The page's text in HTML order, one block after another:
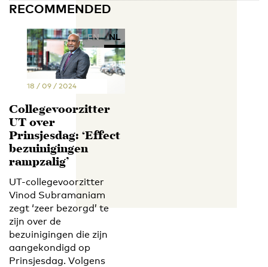
RECOMMENDED
EN NL
18 / 09 / 2024
Collegevoorzitter
UT over
Prinsjesdag: ‘Effect
bezuinigingen
rampzalig’
UT-collegevoorzitter
Vinod Subramaniam
zegt ‘zeer bezorgd’ te
zijn over de
bezuinigingen die zijn
aangekondigd op
Prinsjesdag. Volgens